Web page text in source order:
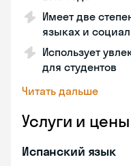
Имеет две
языках и
Использует
для студентов
Читать дальше
Услуги и цены
Испанский язык